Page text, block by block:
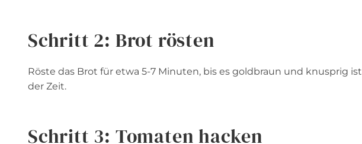
Schritt 2: Brot rösten
Röste das Brot für etwa 5-7 Minuten, bis es goldbraun und knusprig
der Zeit.
Schritt 3: Tomaten hacken